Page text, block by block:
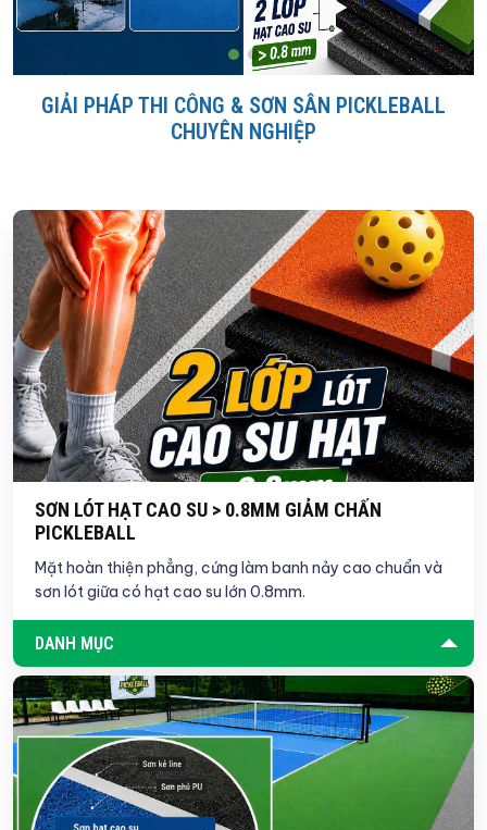
GIẢI PHÁP THI CÔNG & SƠN SÂN PICKLEBALL
CHUYÊN NGHIỆP
SƠN LÓT HẠT CAO SU > 0.8MM GIẢM CHẤN
PICKLEBALL
Mặt hoàn thiện phẳng, cứng làm banh nảy cao chuẩn và
sơn lót giữa có hạt cao su lớn 0.8mm.
DANH MỤC